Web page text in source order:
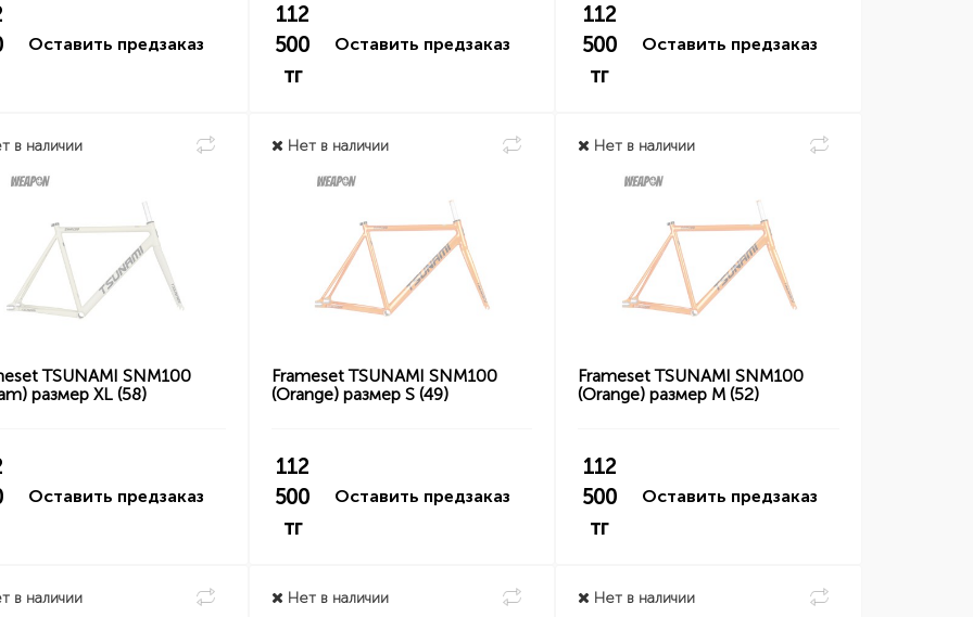
Оставить предзаказ
112
500
тг
Оставить предзаказ
112
500
тг
Оставить предзаказ
в наличии
TSUNAMI SNM100
размер XL (58)
Оставить предзаказ
Нет в наличии
Frameset TSUNAMI SNM100
(Orange) размер S (49)
112
500
тг
Оставить предзаказ
Нет в наличии
Frameset TSUNAMI SNM100
(Orange) размер M (52)
112
500
тг
Оставить предзаказ
в наличии Нет в наличии Нет в наличии